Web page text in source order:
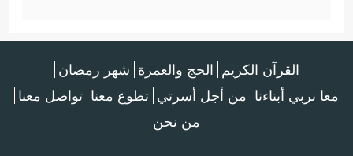
القرآن الكريم الحج والعمرة شهر رمضان
معا نربي أبناءنا من أجل أسرتي تطوع معنا تواصل معنا
من نحن